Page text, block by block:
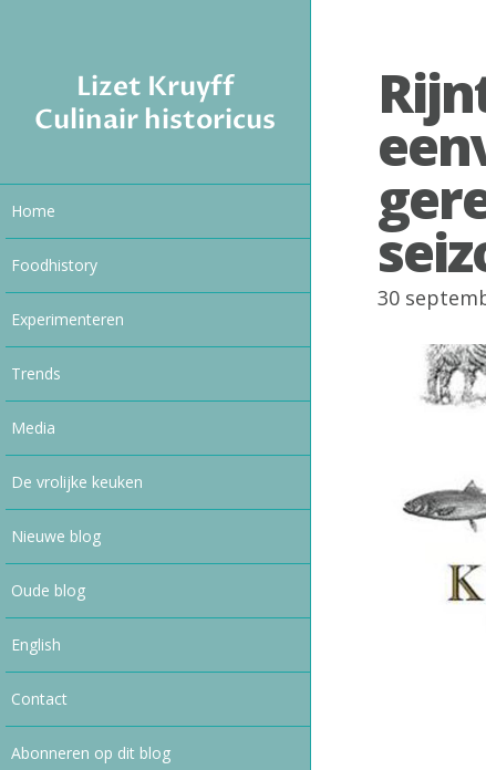
Lizet Kruyff
Culinair historicus
Home
Foodhistory
Experimenteren
Trends
Media
De vrolijke keuken
Nieuwe blog
Oude blog
English
Contact
Abonneren op dit blog
30